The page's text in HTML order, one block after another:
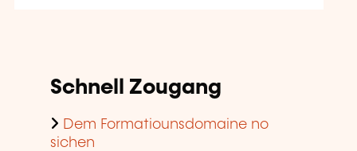
Schnell Zougang
Dem Formatiounsdomaine no
sichen